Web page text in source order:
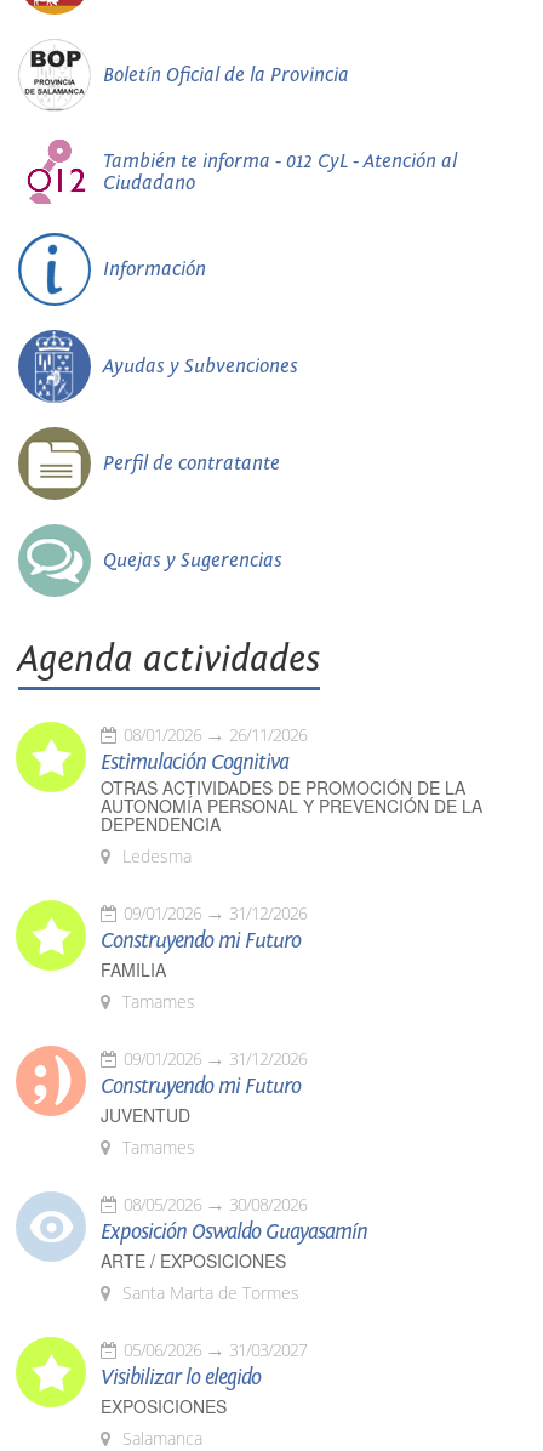
Boletín Oficial de la Provincia
También te informa - 012 CyL - Atención al
Ciudadano
Información
Ayudas y Subvenciones
Perfil de contratante
Quejas y Sugerencias
Agenda actividades
08/01/2026 26/11/2026
Estimulación Cognitiva
OTRAS ACTIVIDADES DE PROMOCIÓN DE LA
AUTONOMÍA PERSONAL Y PREVENCIÓN DE LA
DEPENDENCIA
Ledesma
09/01/2026 31/12/2026
Construyendo mi Futuro
FAMILIA
Tamames
09/01/2026 31/12/2026
Construyendo mi Futuro
JUVENTUD
Tamames
08/05/2026 30/08/2026
Exposición Oswaldo Guayasamín
ARTE / EXPOSICIONES
Santa Marta de Tormes
05/06/2026 31/03/2027
Visibilizar lo elegido
EXPOSICIONES
Salamanca